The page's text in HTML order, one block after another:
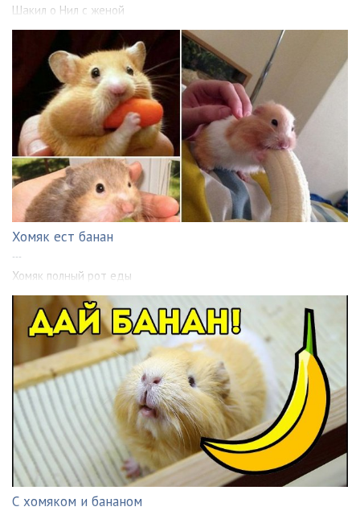
Шакил о Нил с женой
Хомяк ест банан
---
Хомяк полный рот еды
С хомяком и бананом